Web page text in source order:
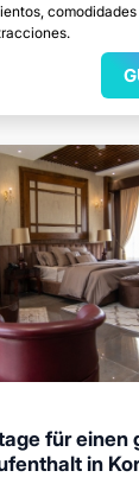
für einen
in